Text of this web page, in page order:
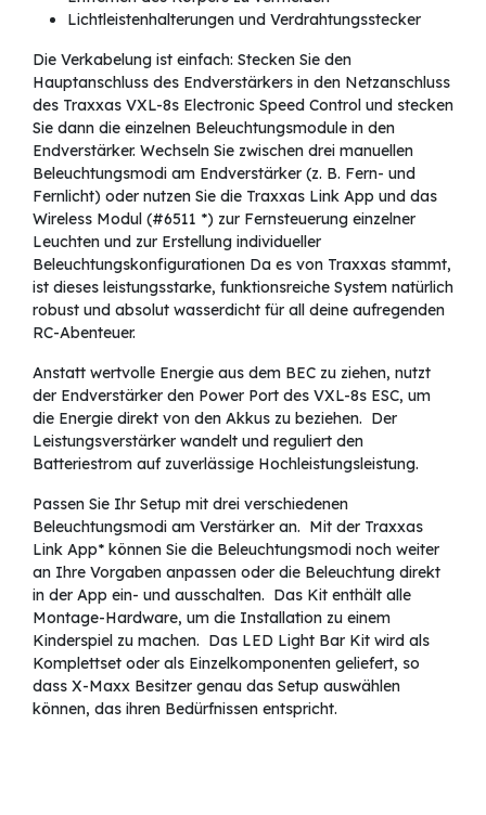
Lichtleistenhalterungen und Verdrahtungsstecker
Die Verkabelung ist einfach: Stecken Sie den
Hauptanschluss des Endverstärkers in den Netzanschluss
des Traxxas VXL-8s Electronic Speed Control und stecken
Sie dann die einzelnen Beleuchtungsmodule in den
Endverstärker. Wechseln Sie zwischen drei manuellen
Beleuchtungsmodi am Endverstärker (z. B. Fern- und
Fernlicht) oder nutzen Sie die Traxxas Link App und das
Wireless Modul (#6511 *) zur Fernsteuerung einzelner
Leuchten und zur Erstellung individueller
Beleuchtungskonfigurationen Da es von Traxxas stammt,
ist dieses leistungsstarke, funktionsreiche System natürlich
robust und absolut wasserdicht für all deine aufregenden
RC-Abenteuer.
Anstatt wertvolle Energie aus dem BEC zu ziehen, nutzt
der Endverstärker den Power Port des VXL-8s ESC, um
die Energie direkt von den Akkus zu beziehen. Der
Leistungsverstärker wandelt und reguliert den
Batteriestrom auf zuverlässige Hochleistungsleistung.
Passen Sie Ihr Setup mit drei verschiedenen
Beleuchtungsmodi am Verstärker an. Mit der Traxxas
Link App* können Sie die Beleuchtungsmodi noch weiter
an Ihre Vorgaben anpassen oder die Beleuchtung direkt
in der App ein- und ausschalten. Das Kit enthält alle
Montage-Hardware, um die Installation zu einem
Kinderspiel zu machen. Das LED Light Bar Kit wird als
Komplettset oder als Einzelkomponenten geliefert, so
dass X-Maxx Besitzer genau das Setup auswählen
können, das ihren Bedürfnissen entspricht.